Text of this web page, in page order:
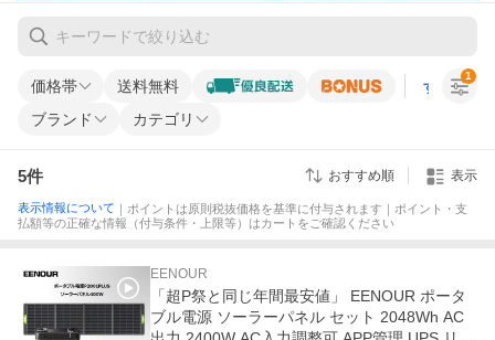
価格帯 送料無料 すべての条
ブランド カテゴリ
1
5件 おすすめ順 表示
表示情報について ｜ポイントは原則税抜価格を基準に付与されます｜ポイント・支
払額等の正確な情報（付与条件・上限等）はカートをご確認ください
EENOUR
「超P祭と同じ年間最安値」 EENOUR ポータ
ブル電源 ソーラーパネル セット 2048Wh AC